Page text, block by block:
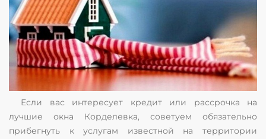
Если вас интересует кредит или рассрочка на
лучшие окна Корделевка, советуем обязательно
прибегнуть к услугам известной на территории